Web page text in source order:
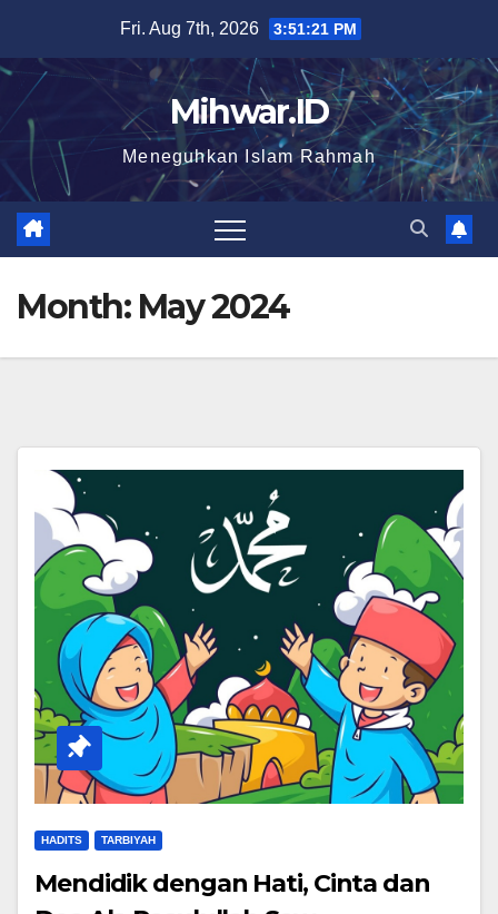
content
Fri. Aug 7th, 2026 3:51:22 PM
Mihwar.ID
Meneguhkan Islam Rahmah
Month: May 2024
HADITS TARBIYAH
Mendidik dengan Hati, Cinta dan